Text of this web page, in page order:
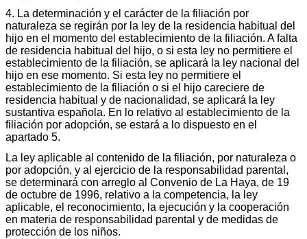
4. La determinación y el carácter de la filiación por
naturaleza se regirán por la ley de la residencia habitual del
hijo en el momento del establecimiento de la filiación. A falta
de residencia habitual del hijo, o si esta ley no permitiere el
establecimiento de la filiación, se aplicará la ley nacional del
hijo en ese momento. Si esta ley no permitiere el
establecimiento de la filiación o si el hijo careciere de
residencia habitual y de nacionalidad, se aplicará la ley
sustantiva española. En lo relativo al establecimiento de la
filiación por adopción, se estará a lo dispuesto en el
apartado 5.
La ley aplicable al contenido de la filiación, por naturaleza o
por adopción, y al ejercicio de la responsabilidad parental,
se determinará con arreglo al Convenio de La Haya, de 19
de octubre de 1996, relativo a la competencia, la ley
aplicable, el reconocimiento, la ejecución y la cooperación
en materia de responsabilidad parental y de medidas de
protección de los niños.